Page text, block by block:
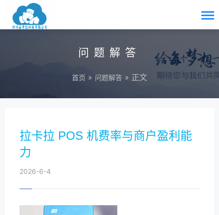
问题解答
首页 » 问题解答 » 正文
拉卡拉 POS 机费率与商户盈利能
力
2026-6-4